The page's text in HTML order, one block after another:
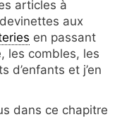
articles à
aux
en passant
les combles, les
d’enfants et j’en
dans ce chapitre